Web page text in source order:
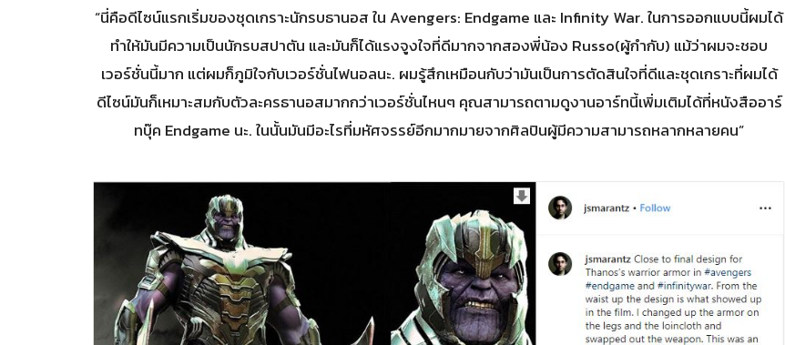
“นี่คือดีไซน์แรกเริ่มของชุดเกราะนักรบธานอส ใน Avengers: Endgame และ Infinity War. ในการออกแบบนี้ผมได้
ทำให้มันมีความเป็นนักรบสปาตัน และมันก็ได้แรงจูงใจที่ดีมากจากสองพี่น้อง Russo(ผู้กำกับ) แม้ว่าผมจะชอบ
เวอร์ชั่นนี้มาก แต่ผมก็ภูมิใจกับเวอร์ชั่นไฟนอลนะ. ผมรู้สึกเหมือนกับว่ามันเป็นการตัดสินใจที่ดีและชุดเกราะที่ผมได้
ดีไซน์มันก็เหมาะสมกับตัวละครธานอสมากกว่าเวอร์ชั่นไหนๆ คุณสามารถตามดูงานอาร์ทนี้เพิ่มเติมได้ที่หนังสืออาร์
ทบุ๊ค Endgame นะ. ในนั้นมันมีอะไรที่มหัศจรรย์อีกมากมายจากศิลปินผู้มีความสามารถหลากหลายคน”